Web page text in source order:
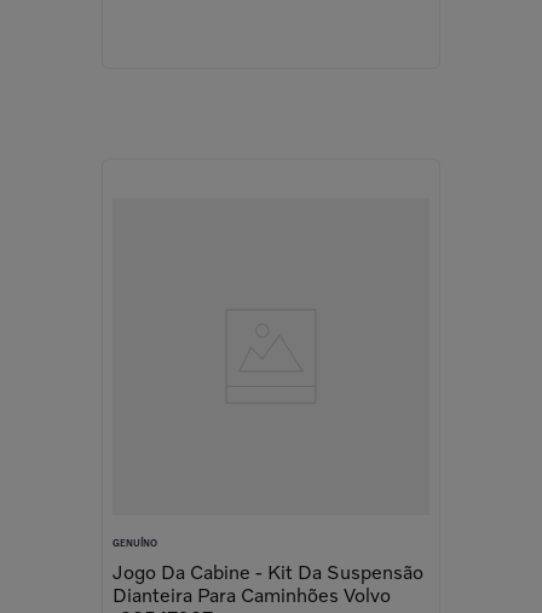
GENUÍNO
Jogo Da Cabine - Kit Da Suspensão
Dianteira Para Caminhões Volvo